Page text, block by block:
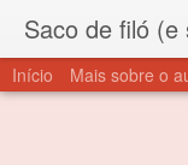
Saco de filó (e
Início Mais sobre o